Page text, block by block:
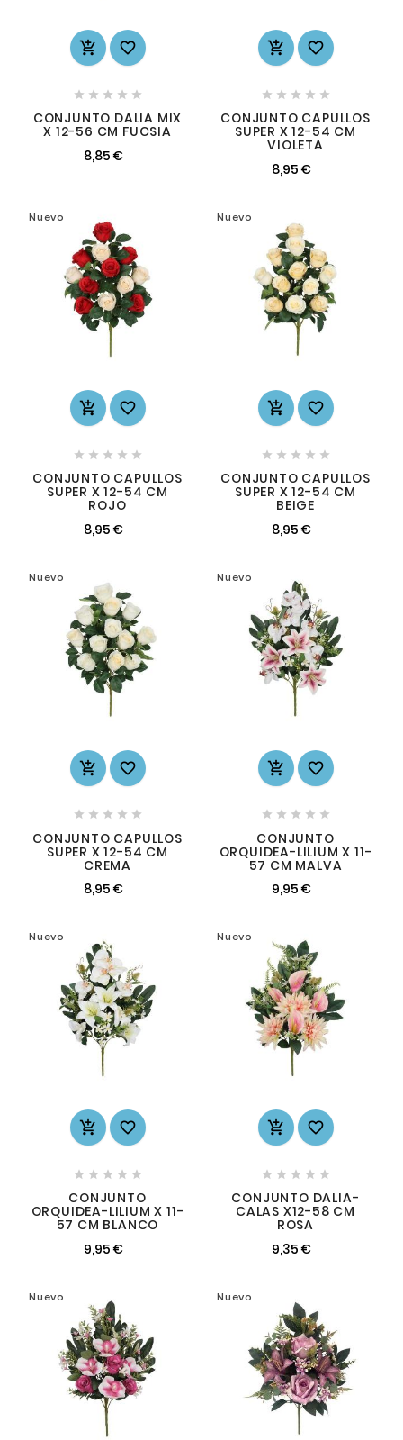
 
    
CONJUNTO DALIA MIX
X 12-56 CM FUCSIA
8,85 €
 
    
CONJUNTO CAPULLOS
SUPER X 12-54 CM
VIOLETA
8,95 €
Nuevo
 
    
CONJUNTO CAPULLOS
SUPER X 12-54 CM
ROJO
8,95 €
Nuevo
 
    
CONJUNTO CAPULLOS
SUPER X 12-54 CM
BEIGE
8,95 €
Nuevo
 
    
CONJUNTO CAPULLOS
SUPER X 12-54 CM
CREMA
8,95 €
Nuevo
 
    
CONJUNTO
ORQUIDEA-LILIUM X 11-
57 CM MALVA
9,95 €
Nuevo
 
    
CONJUNTO
ORQUIDEA-LILIUM X 11-
57 CM BLANCO
9,95 €
Nuevo
 
    
CONJUNTO DALIA-
CALAS X12-58 CM
ROSA
9,35 €
Nuevo Nuevo